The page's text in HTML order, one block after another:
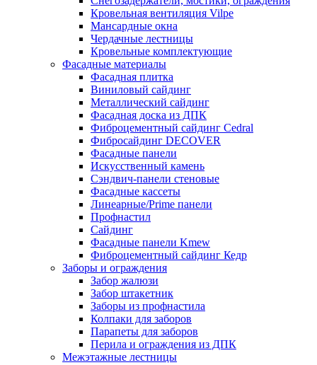
Кровельная вентиляция Vilpe
Мансардные окна
Чердачные лестницы
Кровельные комплектующие
Фасадные материалы
Фасадная плитка
Виниловый сайдинг
Металлический сайдинг
Фасадная доска из ДПК
Фиброцементный сайдинг Cedral
Фибросайдинг DECOVER
Фасадные панели
Искусственный камень
Сэндвич-панели стеновые
Фасадные кассеты
Линеарные/Prime панели
Профнастил
Сайдинг
Фасадные панели Kmew
Фиброцементный сайдинг Кедр
Заборы и ограждения
Забор жалюзи
Забор штакетник
Заборы из профнастила
Колпаки для заборов
Парапеты для заборов
Перила и ограждения из ДПК
Межэтажные лестницы